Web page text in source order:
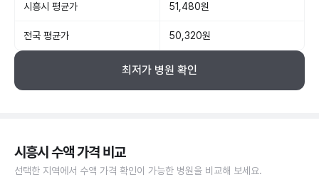
시흥시 평균가 51,480원
전국 평균가 50,320원
최저가 병원 확인
시흥시 수액 가격 비교
선택한 지역에서 수액 가격 확인이 가능한 병원을 비교해 보세요.